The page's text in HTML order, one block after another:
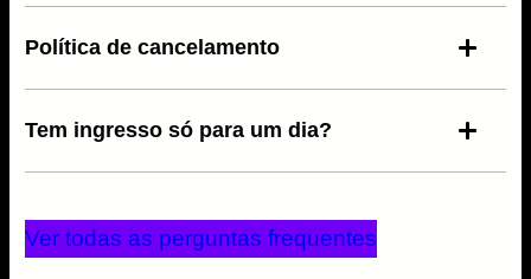
Check-in: a partir das 15h do dia 29/08
Check-out: até às 14h do dia 31/08
Programação: início às 19h do dia 29/08
Não retirar as toalhas do hotel dos quartos
Carros devem ficar no estacionamento
Política de cancelamento
Tem ingresso só para um dia?
Ver todas as perguntas frequentes